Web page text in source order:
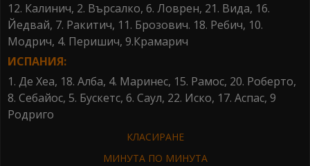
12. Калинич, 2. Върсалко, 6. Ловрен, 21. Вида, 16.
Йедвай, 7. Ракитич, 11. Брозович. 18. Ребич, 10.
Модрич, 4. Перишич, 9.Крамарич
ИСПАНИЯ:
1. Де Хеа, 18. Алба, 4. Маринес, 15. Рамос, 20. Роберто,
8. Себайос, 5. Бускетс, 6. Саул, 22. Иско, 17. Аспас, 9
Родриго
КЛАСИРАНЕ
МИНУТА ПО МИНУТА